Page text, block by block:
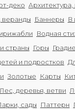
деко
веранды
Баннеры
В
Водная
страны Горы
и подростков
Золотые Карты
Лес, деревья, ветви
сады Паттерн